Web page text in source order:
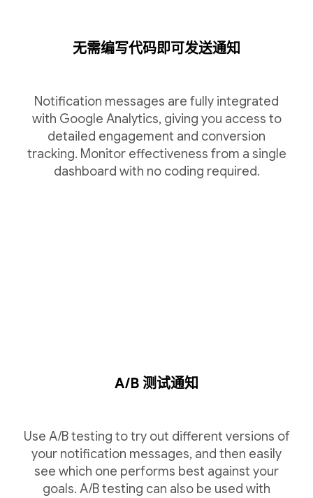
无需编写代码即可发送通知
Notification messages are fully integrated
with Google Analytics, giving you access to
detailed engagement and conversion
tracking. Monitor effectiveness from a single
dashboard with no coding required.
A/B 测试通知
Use A/B testing to try out different versions of
your notification messages, and then easily
see which one performs best against your
goals. A/B testing can also be used with